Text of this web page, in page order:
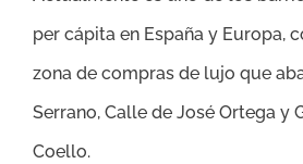
per cápita en España y Europa,
zona de compras de lujo que
Serrano, Calle de José Ortega y
Coello.